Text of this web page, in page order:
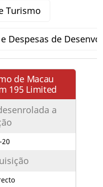
Turismo
Despesas de
de Macau
195 Limited
a
20